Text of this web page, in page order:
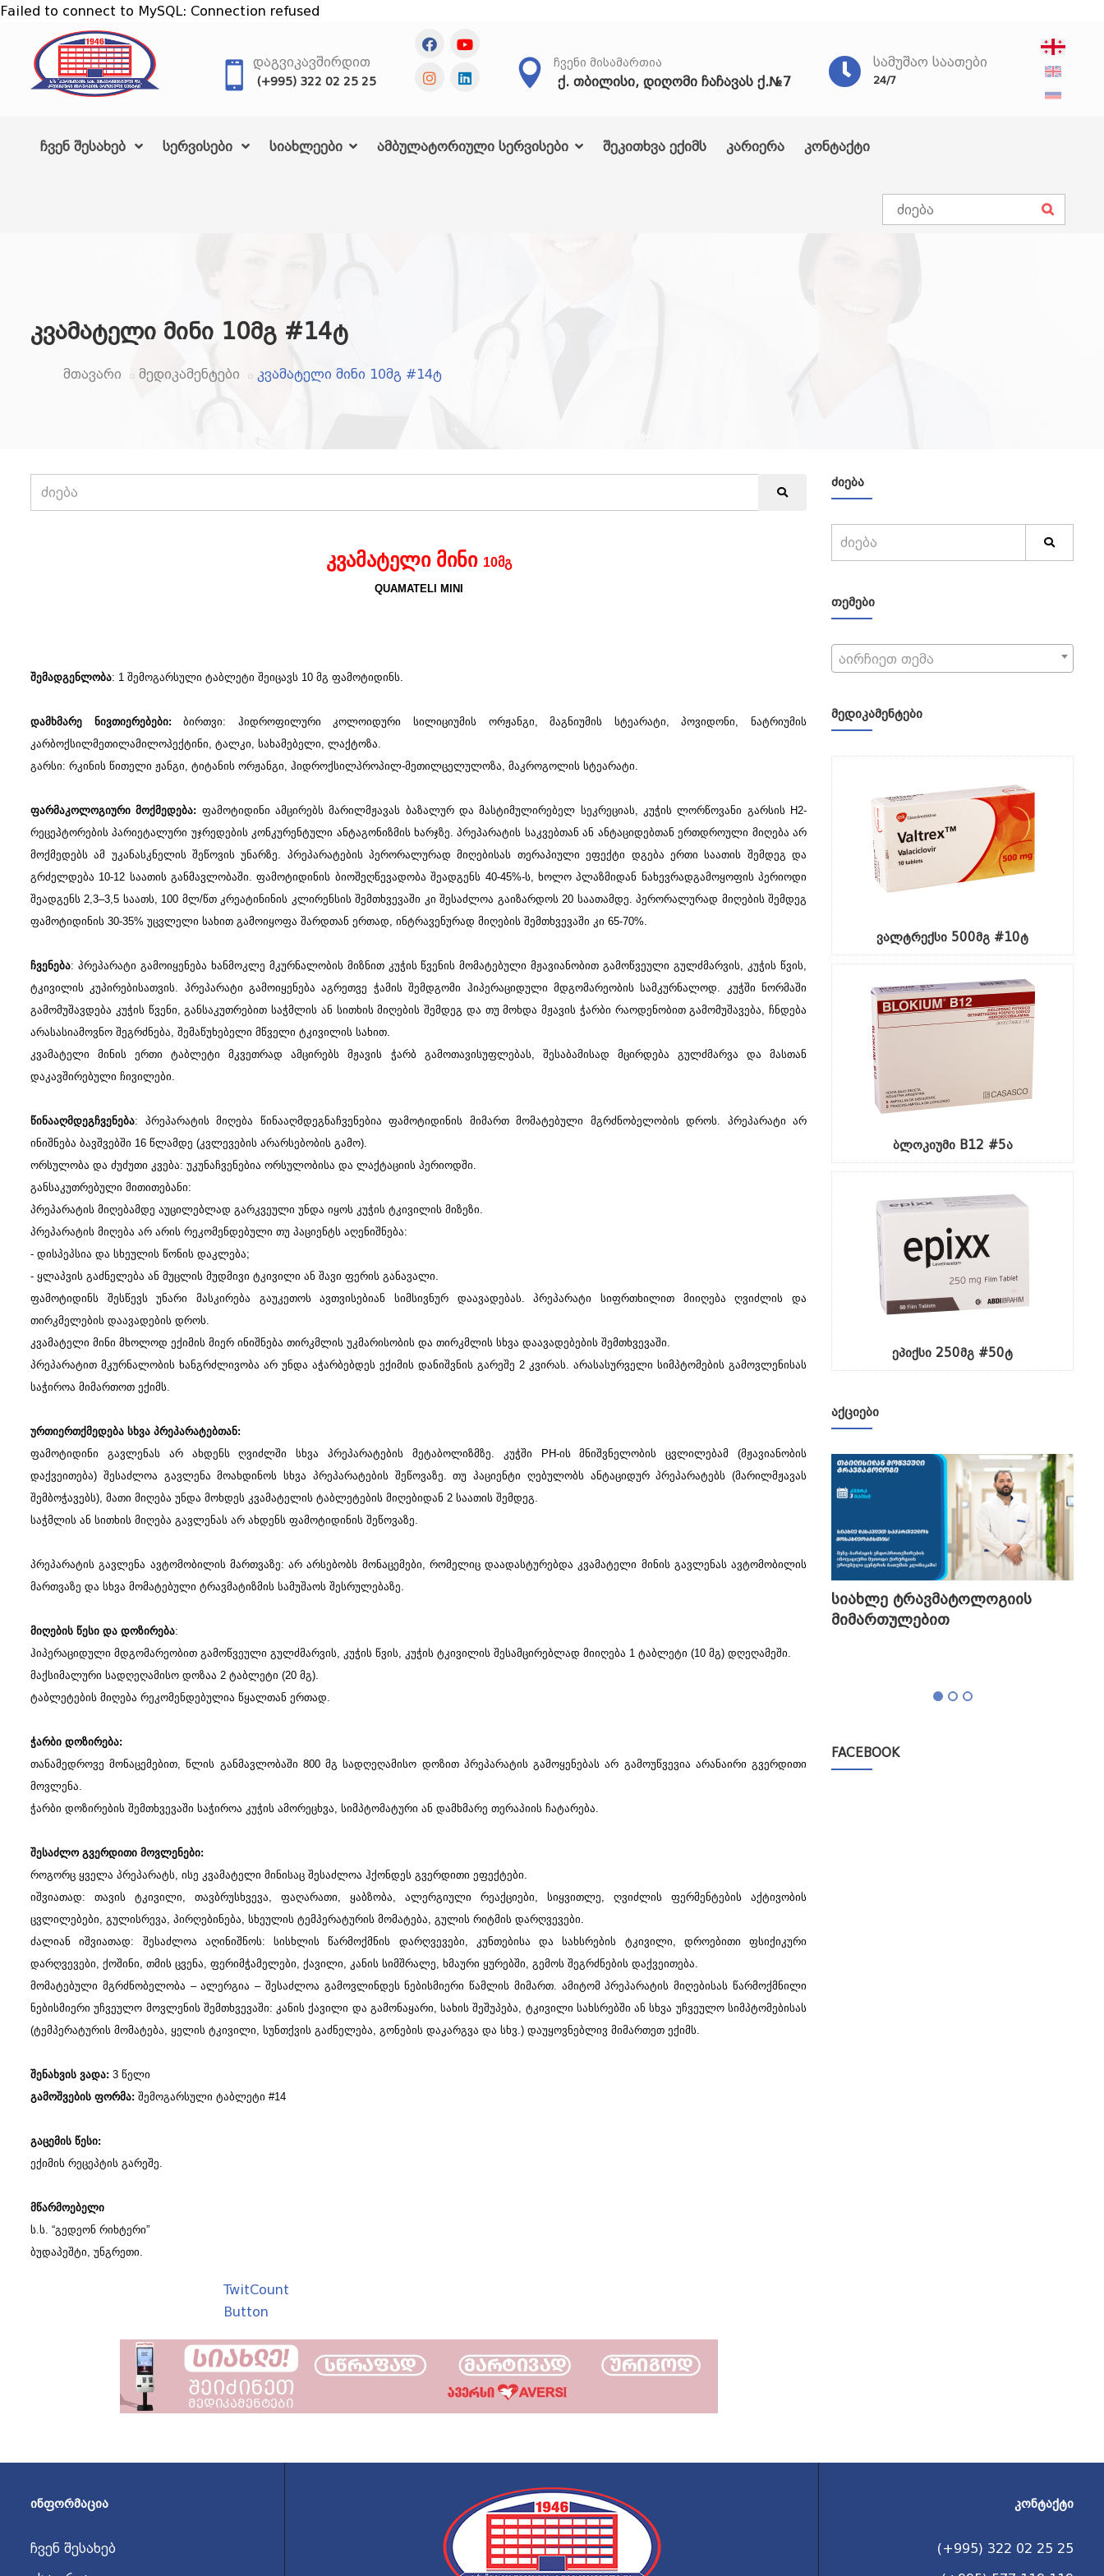
Failed to connect to MySQL: Connection refused
ᲡᲐᲛᲣᲨᲐᲝ ᲡᲐᲐᲗᲔᲑᲘ
24/7
ᲩᲕᲔᲜᲘ ᲛᲘᲡᲐᲛᲐᲠᲗᲘᲐ
ქ. თბილისი, დიღომი ჩაჩავას ქ.№7
ᲓᲐᲒᲕᲘᲙᲐᲕᲨᲘᲠᲓᲘᲗ
(+995) 322 02 25 25
ჩვენ შესახებ სერვისები სიახლეები ამბულატორიული სერვისები შეკითხვა ექიმს კარიერა კონტაქტი
კვამატელი მინი 10მგ #14ტ
მთავარი მედიკამენტები კვამატელი მინი 10მგ #14ტ
კვამატელი მინი 10მგ
QUAMATELI MINI
შემადგენლობა: 1 შემოგარსული ტაბლეტი შეიცავს 10 მგ ფამოტიდინს.
დამხმარე ნივთიერებები: ბირთვი: ჰიდროფილური კოლოიდური სილიციუმის ორჟანგი, მაგნიუმის სტეარატი, პოვიდონი, ნატრიუმის
კარბოქსილმეთილამილოპექტინი, ტალკი, სახამებელი, ლაქტოზა.
გარსი: რკინის წითელი ჟანგი, ტიტანის ორჟანგი, ჰიდროქსილპროპილ-მეთილცელულოზა, მაკროგოლის სტეარატი.
ფარმაკოლოგიური მოქმედება: ფამოტიდინი ამცირებს მარილმჟავას ბაზალურ და მასტიმულირებელ სეკრეციას, კუჭის ლორწოვანი გარსის H2-
რეცეპტორების პარიეტალური უჯრედების კონკურენტული ანტაგონიზმის ხარჯზე. პრეპარატის საკვებთან ან ანტაციდებთან ერთდროული მიღება არ
მოქმედებს ამ უკანასკნელის შეწოვის უნარზე. პრეპარატების პერორალურად მიღებისას თერაპიული ეფექტი დგება ერთი საათის შემდეგ და
გრძელდება 10-12 საათის განმავლობაში. ფამოტიდინის ბიოშეღწევადობა შეადგენს 40-45%-ს, ხოლო პლაზმიდან ნახევრადგამოყოფის პერიოდი
შეადგენს 2,3–3,5 საათს, 100 მლ/წთ კრეატინინის კლირენსის შემთხვევაში კი შესაძლოა გაიზარდოს 20 საათამდე. პერორალურად მიღების შემდეგ
ფამოტიდინის 30-35% უცვლელი სახით გამოიყოფა შარდთან ერთად, ინტრავენურად მიღების შემთხვევაში კი 65-70%.
ჩვენება: პრეპარატი გამოიყენება ხანმოკლე მკურნალობის მიზნით კუჭის წვენის მომატებული მჟავიანობით გამოწვეული გულძმარვის, კუჭის წვის,
ტკივილის კუპირებისათვის. პრეპარატი გამოიყენება აგრეთვე ჭამის შემდგომი ჰიპერაციდული მდგომარეობის სამკურნალოდ. კუჭში ნორმაში
გამომუშავდება კუჭის წვენი, განსაკუთრებით საჭმლის ან სითხის მიღების შემდეგ და თუ მოხდა მჟავის ჭარბი რაოდენობით გამომუშავება, ჩნდება
არასასიამოვნო შეგრძნება, შემაწუხებელი მწველი ტკივილის სახით.
კვამატელი მინის ერთი ტაბლეტი მკვეთრად ამცირებს მჟავის ჭარბ გამოთავისუფლებას, შესაბამისად მცირდება გულძმარვა და მასთან
დაკავშირებული ჩივილები.
წინააღმდეგჩვენება: პრეპარატის მიღება წინააღმდეგნაჩვენებია ფამოტიდინის მიმართ მომატებული მგრძნობელობის დროს. პრეპარატი არ
ინიშნება ბავშვებში 16 წლამდე (კვლევების არარსებობის გამო).
ორსულობა და ძუძუთი კვება: უკუნაჩვენებია ორსულობისა და ლაქტაციის პერიოდში.
განსაკუთრებული მითითებანი:
პრეპარატის მიღებამდე აუცილებლად გარკვეული უნდა იყოს კუჭის ტკივილის მიზეზი.
პრეპარატის მიღება არ არის რეკომენდებული თუ პაციენტს აღენიშნება:
- დისპეპსია და სხეულის წონის დაკლება;
- ყლაპვის გაძნელება ან მუცლის მუდმივი ტკივილი ან შავი ფერის განავალი.
ფამოტიდინს შესწევს უნარი მასკირება გაუკეთოს ავთვისებიან სიმსივნურ დაავადებას. პრეპარატი სიფრთხილით მიიღება ღვიძლის და
თირკმელების დაავადების დროს.
კვამატელი მინი მხოლოდ ექიმის მიერ ინიშნება თირკმლის უკმარისობის და თირკმლის სხვა დაავადებების შემთხვევაში.
პრეპარატით მკურნალობის ხანგრძლივობა არ უნდა აჭარბებდეს ექიმის დანიშვნის გარეშე 2 კვირას. არასასურველი სიმპტომების გამოვლენისას
საჭიროა მიმართოთ ექიმს.
ურთიერთქმედება სხვა პრეპარატებთან:
ფამოტიდინი გავლენას არ ახდენს ღვიძლში სხვა პრეპარატების მეტაბოლიზმზე. კუჭში PH-ის მნიშვნელობის ცვლილებამ (მჟავიანობის
დაქვეითება) შესაძლოა გავლენა მოახდინოს სხვა პრეპარატების შეწოვაზე. თუ პაციენტი ღებულობს ანტაციდურ პრეპარატებს (მარილმჟავას
შემბოჭავებს), მათი მიღება უნდა მოხდეს კვამატელის ტაბლეტების მიღებიდან 2 საათის შემდეგ.
საჭმლის ან სითხის მიღება გავლენას არ ახდენს ფამოტიდინის შეწოვაზე.
პრეპარატის გავლენა ავტომობილის მართვაზე: არ არსებობს მონაცემები, რომელიც დაადასტურებდა კვამატელი მინის გავლენას ავტომობილის
მართვაზე და სხვა მომატებული ტრავმატიზმის სამუშაოს შესრულებაზე.
მიღების წესი და დოზირება:
ჰიპერაციდული მდგომარეობით გამოწვეული გულძმარვის, კუჭის წვის, კუჭის ტკივილის შესამცირებლად მიიღება 1 ტაბლეტი (10 მგ) დღეღამეში.
მაქსიმალური სადღეღამისო დოზაა 2 ტაბლეტი (20 მგ).
ტაბლეტების მიღება რეკომენდებულია წყალთან ერთად.
ჭარბი დოზირება:
თანამედროვე მონაცემებით, წლის განმავლობაში 800 მგ სადღეღამისო დოზით პრეპარატის გამოყენებას არ გამოუწვევია არანაირი გვერდითი
მოვლენა.
ჭარბი დოზირების შემთხვევაში საჭიროა კუჭის ამორეცხვა, სიმპტომატური ან დამხმარე თერაპიის ჩატარება.
შესაძლო გვერდითი მოვლენები:
როგორც ყველა პრეპარატს, ისე კვამატელი მინისაც შესაძლოა ჰქონდეს გვერდითი ეფექტები.
იშვიათად: თავის ტკივილი, თავბრუსხვევა, ფაღარათი, ყაბზობა, ალერგიული რეაქციები, სიყვითლე, ღვიძლის ფერმენტების აქტივობის
ცვლილებები, გულისრევა, პირღებინება, სხეულის ტემპერატურის მომატება, გულის რიტმის დარღვევები.
ძალიან იშვიათად: შესაძლოა აღინიშნოს: სისხლის წარმოქმნის დარღვევები, კუნთებისა და სახსრების ტკივილი, დროებითი ფსიქიკური
დარღვევები, ქოშინი, თმის ცვენა, ფერიმჭამელები, ქავილი, კანის სიმშრალე, ხმაური ყურებში, გემოს შეგრძნების დაქვეითება.
მომატებული მგრძნობელობა – ალერგია – შესაძლოა გამოვლინდეს ნებისმიერი წამლის მიმართ. ამიტომ პრეპარატის მიღებისას წარმოქმნილი
ნებისმიერი უჩვეულო მოვლენის შემთხვევაში: კანის ქავილი და გამონაყარი, სახის შეშუპება, ტკივილი სახსრებში ან სხვა უჩვეულო სიმპტომებისას
(ტემპერატურის მომატება, ყელის ტკივილი, სუნთქვის გაძნელება, გონების დაკარგვა და სხვ.) დაუყოვნებლივ მიმართეთ ექიმს.
შენახვის ვადა: 3 წელი
გამოშვების ფორმა: შემოგარსული ტაბლეტი #14
გაცემის წესი:
ექიმის რეცეპტის გარეშე.
მწარმოებელი
ს.ს. “გედეონ რიხტერი”
ბუდაპეშტი, უნგრეთი.
TwitCount
Button
ᲫᲘᲔᲑᲐ
ᲗᲔᲛᲔᲑᲘ
აირჩიეთ თემა
ᲛᲔᲓᲘᲙᲐᲛᲔᲜᲢᲔᲑᲘ
ვალტრექსი 500მგ #10ტ
ბლოკიუმი B12 #5ა
ეპიქსი 250მგ #50ტ
ᲐᲥᲪᲘᲔᲑᲘ
გასტროსკოპია
სიახლე ტრავმატოლოგიის
მიმართულებით
FACEBOOK
ᲘᲜᲤᲝᲠᲛᲐᲪᲘᲐ
ჩვენ შესახებ
ᲙᲝᲜᲢᲐᲥᲢᲘ
(+995) 322 02 25 25